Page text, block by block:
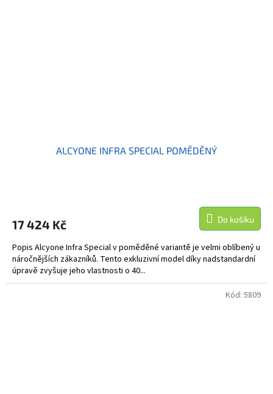
ALCYONE INFRA SPECIAL POMĚDĚNÝ
17 424 Kč Do košíku
Popis Alcyone Infra Special v poměděné variantě je velmi oblíbený u
náročnějších zákazníků. Tento exkluzivní model díky nadstandardní
úpravě zvyšuje jeho vlastnosti o 40...
Kód: 5809